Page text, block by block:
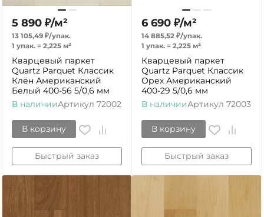
5 890 ₽/м²
13 105,49 ₽/упак.
1 упак. = 2,225 м²
Кварцевый паркет
Quartz Parquet Классик
Клён Американский
Белый 400-56 5/0,6 мм
В наличииАртикул 72002
В корзину
Быстрый заказ
6 690 ₽/м²
14 885,52 ₽/упак.
1 упак. = 2,225 м²
Кварцевый паркет
Quartz Parquet Классик
Орех Американский
400-29 5/0,6 мм
В наличииАртикул 72003
В корзину
Быстрый заказ